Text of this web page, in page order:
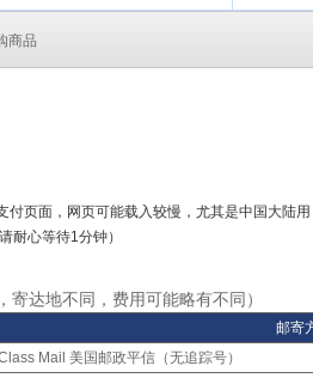
商品
付页面，网页可能载入较慢，尤其是中国大陆用
耐心等待1分钟）
达地不同，费用可能略有不同）
邮寄
Mail 美国邮政平信（无追踪号）